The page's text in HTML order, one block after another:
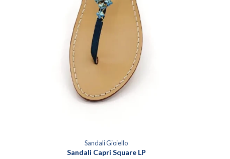
Sandali Gioiello
Sandali Capri Square LP